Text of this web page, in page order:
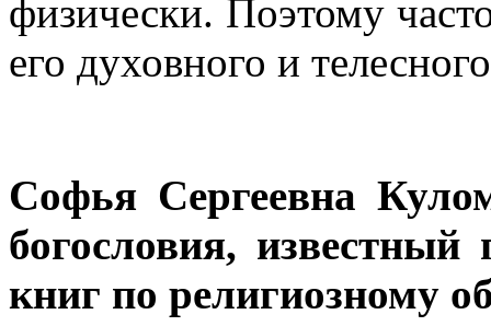
физически. Поэтому
его духовного и
Софья Сергеевна
богословия, известный
книг по религиозному